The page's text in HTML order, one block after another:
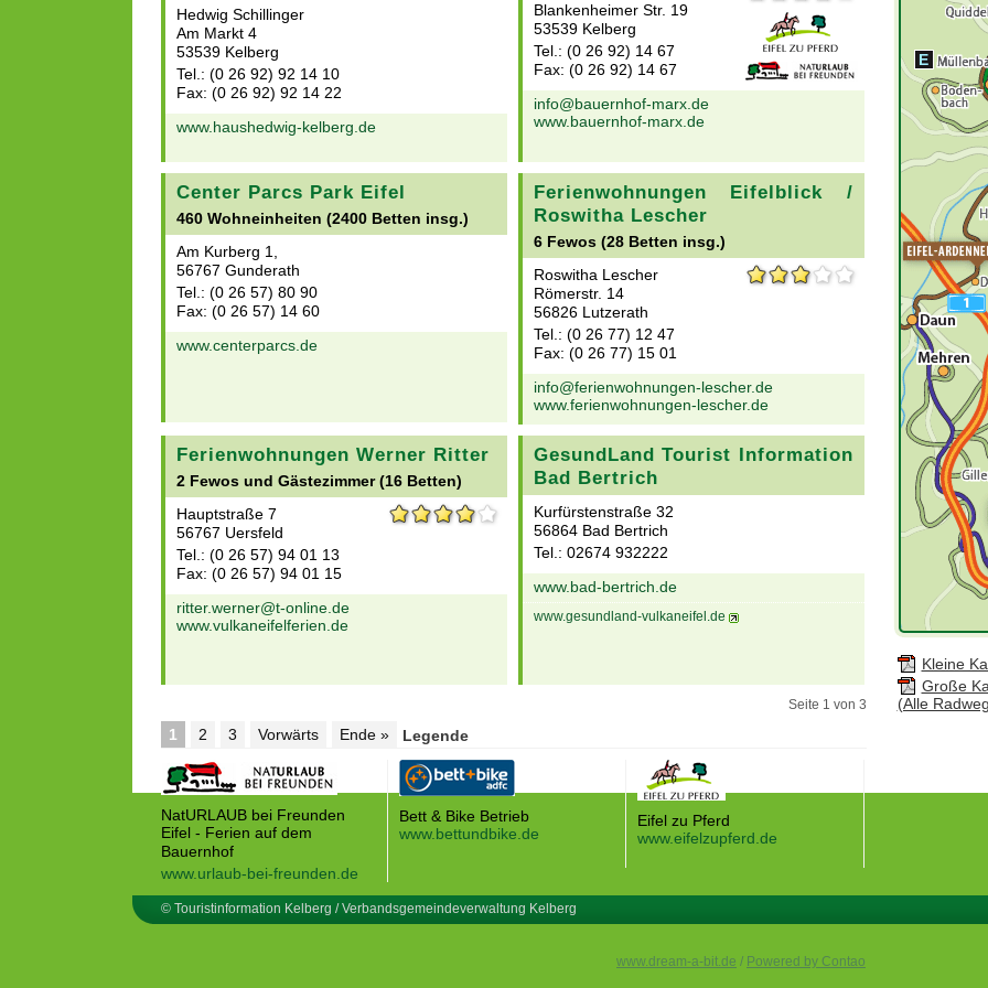
E
Kleine
Große
(Alle
Hedwig Schillinger
Am Markt 4
53539 Kelberg
Tel.: (0 26 92) 92 14 10
Fax: (0 26 92) 92 14 22
www.haushedwig-kelberg.de
Blankenheimer Str. 19
53539 Kelberg
Tel.: (0 26 92) 14 67
Fax: (0 26 92) 14 67
info@bauernhof-marx.de
www.bauernhof-marx.de
Center Parcs Park Eifel
460 Wohneinheiten (2400 Betten insg.)
Am Kurberg 1,
56767 Gunderath
Tel.: (0 26 57) 80 90
Fax: (0 26 57) 14 60
www.centerparcs.de
Ferienwohnungen Eifelblick /
Roswitha Lescher
6 Fewos (28 Betten insg.)
Roswitha Lescher
Römerstr. 14
56826 Lutzerath
Tel.: (0 26 77) 12 47
Fax: (0 26 77) 15 01
info@ferienwohnungen-lescher.de
www.ferienwohnungen-lescher.de
Ferienwohnungen Werner Ritter
2 Fewos und Gästezimmer (16 Betten)
Hauptstraße 7
56767 Uersfeld
Tel.: (0 26 57) 94 01 13
Fax: (0 26 57) 94 01 15
ritter.werner@t-online.de
www.vulkaneifelferien.de
GesundLand Tourist Information
Bad Bertrich
Kurfürstenstraße 32
56864 Bad Bertrich
Tel.: 02674 932222
www.bad-bertrich.de
www.gesundland-vulkaneifel.de
Seite 1 von 3
1 2 3 Vorwärts Ende » Legende
NatURLAUB bei Freunden
Eifel - Ferien auf dem
Bauernhof
www.urlaub-bei-freunden.de
Bett & Bike Betrieb
www.bettundbike.de
Eifel zu Pferd
www.eifelzupferd.de
© Touristinformation Kelberg / Verbandsgemeindeverwaltung Kelberg
www.dream-a-bit.de / Powered by Contao